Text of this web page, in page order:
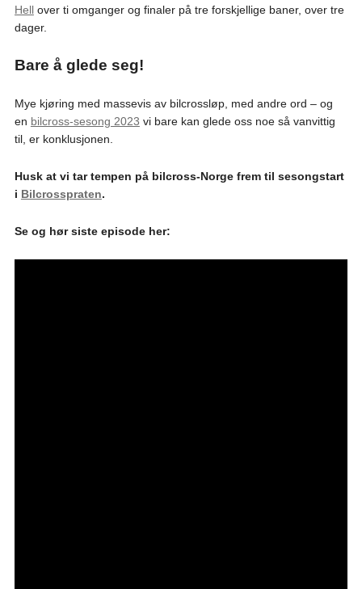
Hellover ti omganger og finaler på tre forskjellige baner, over tre
dager.
Bare å glede seg!
Mye kjøring med massevis av bilcrossløp, med andre ord – og
en bilcross-sesong 2023 vi bare kan glede oss noe så vanvittig
til, er konklusjonen.
Husk at vi tar tempen på bilcross-Norge frem til sesongstart
i Bilcrosspraten.
Se og hør siste episode her: